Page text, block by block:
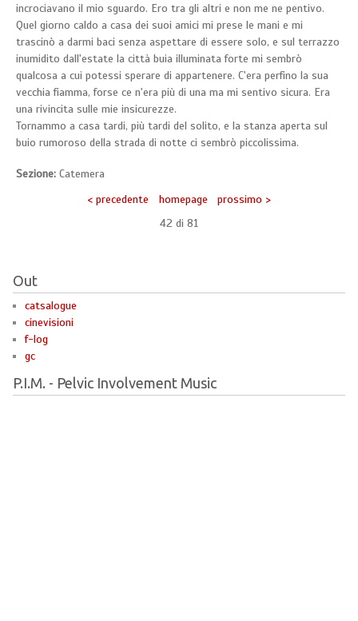
incrociavano il mio sguardo. Ero tra gli altri e non me ne pentivo.
Quel giorno caldo a casa dei suoi amici mi prese le mani e mi
trascinò a darmi baci senza aspettare di essere solo, e sul terrazzo
inumidito dall'estate la città buia illuminata forte mi sembrò
qualcosa a cui potessi sperare di appartenere. C'era perfino la sua
vecchia fiamma, forse ce n'era più di una ma mi sentivo sicura. Era
una rivincita sulle mie insicurezze.
Tornammo a casa tardi, più tardi del solito, e la stanza aperta sul
buio rumoroso della strada di notte ci sembrò piccolissima.
Sezione: Catemera
< precedente
homepage
prossimo >
42 di 81
Out
catsalogue
cinevisioni
f-log
gc
P.I.M. - Pelvic Involvement Music